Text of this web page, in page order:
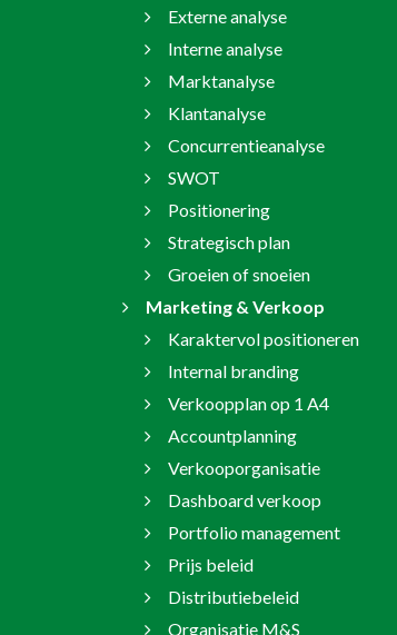
Externe analyse
Interne analyse
Marktanalyse
Klantanalyse
Concurrentieanalyse
SWOT
Positionering
Strategisch plan
Groeien of snoeien
Marketing & Verkoop
Karaktervol positioneren
Internal branding
Verkoopplan op 1 A4
Accountplanning
Verkooporganisatie
Dashboard verkoop
Portfolio management
Prijs beleid
Distributiebeleid
Organisatie M&S